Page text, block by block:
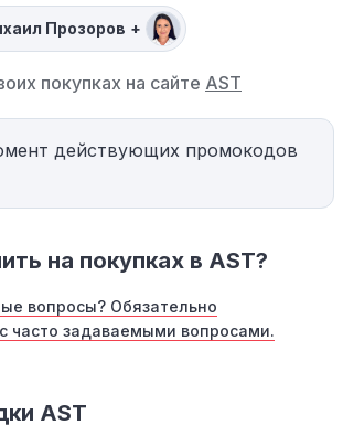
Прозоров +
покупках на сайте AST
действующих промокодов
на покупках в AST?
вопросы? Обязательно
часто задаваемыми вопросами.
AST